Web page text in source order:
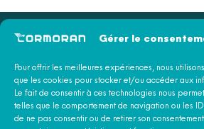
Gérer le
Pour offrir les meilleures expériences, nous
que les cookies pour stocker et/ou accéder aux
Le fait de consentir à ces technologies nous
telles que le comportement de navigation ou les
de ne pas consentir ou de retirer son
À PROPOS
RECRUTEMENT